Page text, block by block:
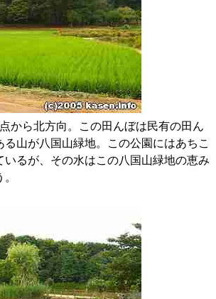
から北方向。この田んぼは民有の田ん
る山が八国山緑地。この公園にはあちこ
いるが、その水はこの八国山緑地の恵み